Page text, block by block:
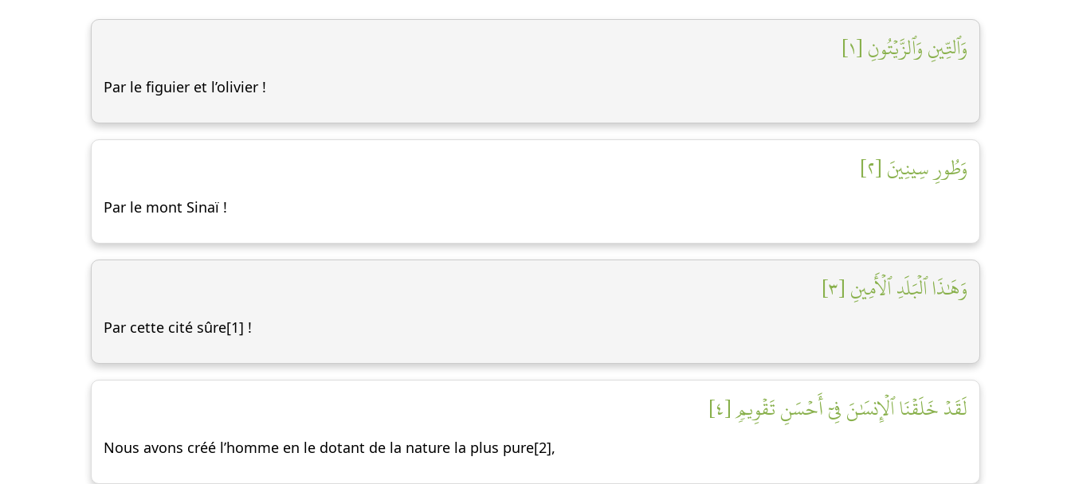
وَٱلتِّينِ وَٱلزَّيۡتُونِ [١]
Par le figuier et l’olivier !
وَطُورِ سِينِينَ [٢]
Par le mont Sinaï !
وَهَٰذَا ٱلۡبَلَدِ ٱلۡأَمِينِ [٣]
Par cette cité sûre[1] !
لَقَدۡ خَلَقۡنَا ٱلۡإِنسَٰنَ فِيٓ أَحۡسَنِ تَقۡوِيمٖ [٤]
Nous avons créé l’homme en le dotant de la nature la plus pure[2],